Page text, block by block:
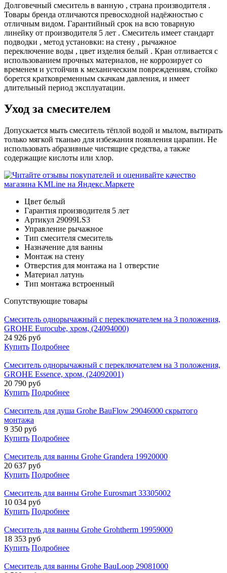
Долговечный смеситель в ванную , страна производителя .
Товары бренда отличаются превосходной надёжностью с
отличным видом. Гарантийный срок на всю товарную
линейку от производителя 5 лет . Смеситель имеет стандарт
подводки , метод установки: на стену , рычажное
переключение воды , цвет изделия белый . Кран отливается с
использованием прочных материалов, не коррозирует со
временем и устойчив к механическим повреждениям, стойко
борется кратковременным скачкам давления, и имеет
длительный период эксплуатации.
Уход за смесителем
Допускается мыть смеситель тёплой водой и мылом, вытирать
только мягкой тканью для избежания появления царапин. Не
использовать абразивные чистящие средства, а также
содержащие кислоты или хлор.
Цвет белый
Гарантия производителя 5 лет
Артикул 29099LS3
Управление рычажное
Тип смесителя смеситель
Назначение для ванны
Монтаж на стену
Отверстия для монтажа на 1 отверстие
Материал латунь
Тип монтажа встроенный
Cопутствующие товары
Смеситель однорычажный с переключателем на 3 положения,
GROHE Eurocube, хром, (24094000)
24 926 руб
Купить Подробнее
Смеситель однорычажный с переключателем на 3 положения,
GROHE Essence, хром, (24092001)
20 790 руб
Купить Подробнее
Смеситель для душа Grohe BauFlow 29046000 скрытого
монтажа
9 350 руб
Купить Подробнее
Смеситель для ванны Grohe Grandera 19920000
20 637 руб
Купить Подробнее
Смеситель для ванны Grohe Eurosmart 33305002
10 034 руб
Купить Подробнее
Смеситель для ванны Grohe Grohtherm 19959000
18 353 руб
Купить Подробнее
Смеситель для ванны Grohe BauLoop 29081000